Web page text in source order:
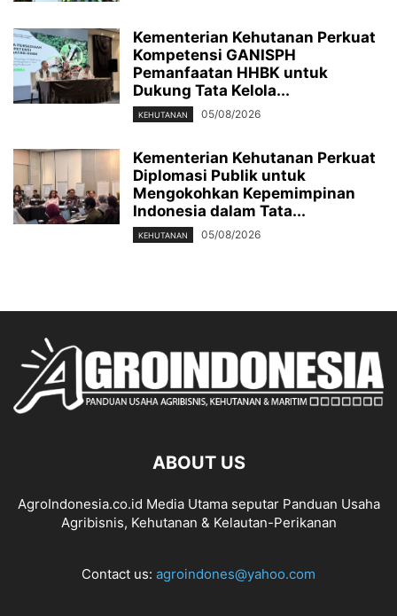
Kementerian Kehutanan Perkuat
Kompetensi GANISPH
Pemanfaatan HHBK untuk
Dukung Tata Kelola...
KEHUTANAN 05/08/2026
Kementerian Kehutanan Perkuat
Diplomasi Publik untuk
Mengokohkan Kepemimpinan
Indonesia dalam Tata...
KEHUTANAN 05/08/2026
ABOUT US
AgroIndonesia.co.id Media Utama seputar Panduan Usaha
Agribisnis, Kehutanan & Kelautan-Perikanan
Contact us: agroindones@yahoo.com